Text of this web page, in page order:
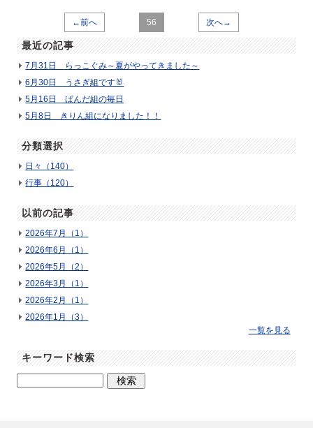
←前へ 56 次へ→
最近の記事
7月31日 らっこぐみ～夏がやってきました～
6月30日 うさぎ組です🐰
5月16日 ぱんだ組の毎日
5月8日 きりん組になりました！！
分類選択
日々（140）
行事（120）
以前の記事
2026年7月（1）
2026年6月（1）
2026年5月（2）
2026年3月（1）
2026年2月（1）
2026年1月（3）
一覧を見る
キーワード検索